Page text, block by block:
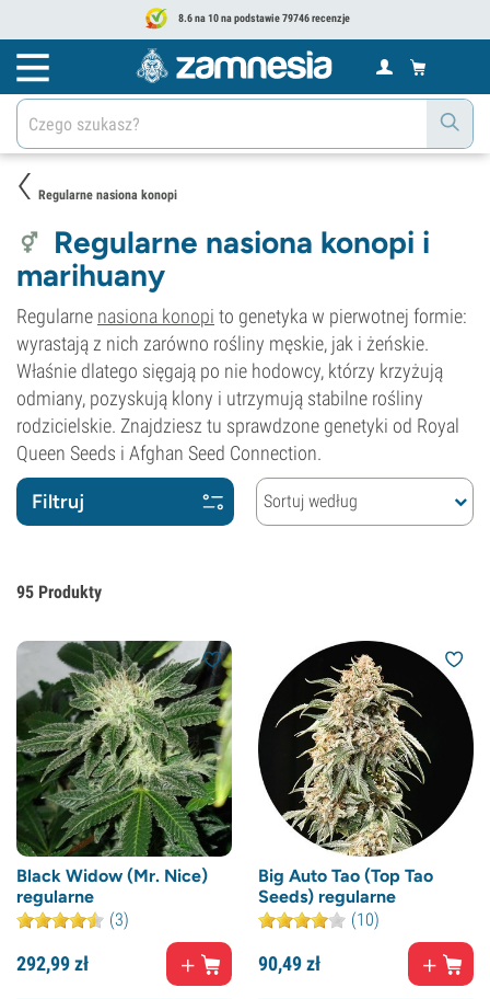
8.6 na 10 na podstawie 79746 recenzje
Regularne nasiona konopi
Regularne nasiona konopi i
marihuany
Regularne nasiona konopi to genetyka w pierwotnej formie:
wyrastają z nich zarówno rośliny męskie, jak i żeńskie.
Właśnie dlatego sięgają po nie hodowcy, którzy krzyżują
odmiany, pozyskują klony i utrzymują stabilne rośliny
rodzicielskie. Znajdziesz tu sprawdzone genetyki od Royal
Queen Seeds i Afghan Seed Connection.
Filtruj Sortuj według
95 Produkty
Black Widow (Mr. Nice)
regularne
(3)
292,99zł
Big Auto Tao (Top Tao
Seeds) regularne
(10)
90,49zł